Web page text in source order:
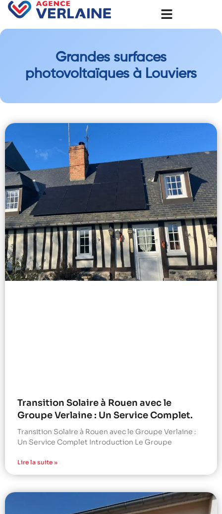
Grandes surfaces
photovoltaïques à Louviers
Transition Solaire à Rouen avec le
Groupe Verlaine : Un Service Complet.
Transition Solaire à Rouen avec le Groupe Verlaine :
Un Service Complet Introduction Le Groupe
Lire la suite »